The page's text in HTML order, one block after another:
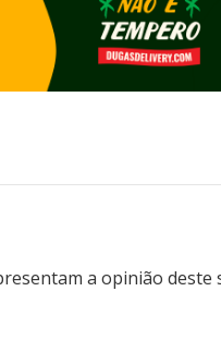
a opinião deste